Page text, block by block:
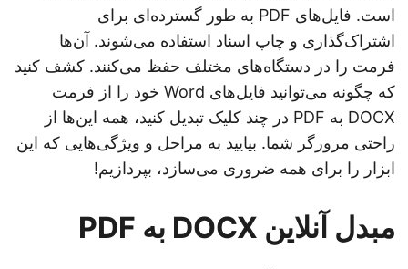
است. فایل‌های PDF به طور گسترده‌ای برای
اشتراک‌گذاری و چاپ اسناد استفاده می‌شوند. آن‌ها
فرمت را در دستگاه‌های مختلف حفظ می‌کنند. کشف کنید
که چگونه می‌توانید فایل‌های Word خود را از فرمت
DOCX به PDF در چند کلیک تبدیل کنید، همه این‌ها از
راحتی مرورگر شما. بیایید به مراحل و ویژگی‌هایی که این
ابزار را برای همه ضروری می‌سازد، بپردازیم!
مبدل آنلاین DOCX به PDF